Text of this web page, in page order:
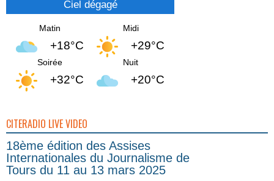
Ciel dégagé
Matin
+18°C
Midi
+29°C
Soirée
+32°C
Nuit
+20°C
CITERADIO LIVE VIDEO
18ème édition des Assises
Internationales du Journalisme de
Tours du 11 au 13 mars 2025